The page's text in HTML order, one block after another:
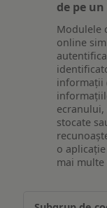
de pe
Modulele
online
informații
stocate
o
mai